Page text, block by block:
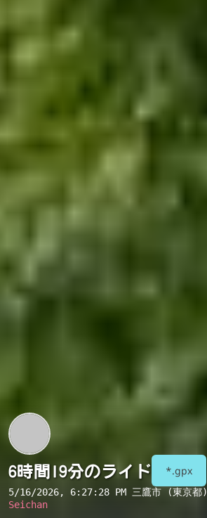
6時間19分のライド *.gpx
5/16/2026, 6:27:28 PM 三鷹市 (東京都)
Seichan